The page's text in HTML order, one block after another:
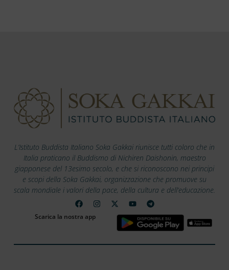
L’Istituto Buddista Italiano Soka Gakkai riunisce tutti coloro che in
Italia praticano il Buddismo di Nichiren Daishonin, maestro
giapponese del 13esimo secolo, e che si riconoscono nei principi
e scopi della Soka Gakkai, organizzazione che promuove su
scala mondiale i valori della pace, della cultura e dell’educazione.
Scarica la nostra app